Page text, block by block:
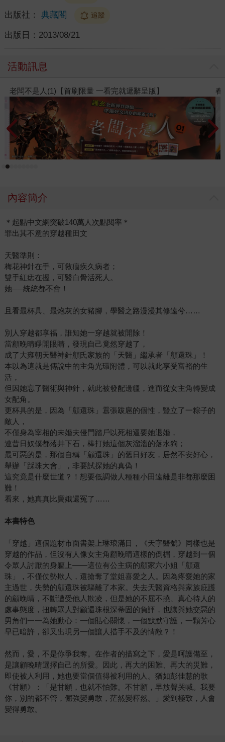
出版社： 典藏閣 追蹤
出版日： 2013/08/21
活動訊息
春光ｘ奇幻基地｜全書系展 閱
內容簡介
＊起點中文網突破140萬人次點閱率＊
罪出其不意的穿越種田文
天醫準則：
梅花神針在手，可救痼疾久病者；
雙手紅痣在握，可醫白骨活死人。
她──統統都不會！
且看最杯具、最炮灰的女豬腳，學醫之路漫漫其修遠兮……
別人穿越都享福，誰知她一穿越就被開除！
當顧晚晴睜開眼睛，發現自己竟然穿越了，
成了大雍朝天醫神針顧氏家族的「天醫」繼承者「顧還珠」！
本以為這就是傳說中的主角光環附體，可以就此享受富裕的生
活，
但因她忘了醫術與神針，就此被發配邊疆，進而從女主角轉變成
女配角。
更杯具的是，因為「顧還珠」囂張跋扈的個性，豎立了一粽子的
敵人，
不僅身為宰相的未婚夫侵門踏戶以死相逼要她退婚，
連昔日奴僕都落井下石，棒打她這個灰溜溜的落水狗；
最可惡的是，那個自稱「顧還珠」的舊日好友，居然不安好心，
舉辦「踩珠大會」，非要試探她的真偽！
這究竟是什麼世道？！想要低調做人種種小田遠離是非都那麼困
難！
看來，她真真比竇娥還冤了……
本書特色
「穿越」這個題材市面書架上琳琅滿目，《天字醫號》同樣也是
穿越的作品，但沒有人像女主角顧晚晴這樣的倒楣，穿越到一個
令眾人討厭的身軀上——這位有公主病的顧家六小姐「顧還
珠」，不僅仗勢欺人，還搶奪了堂姐喜愛之人。因為疼愛她的家
主過世，失勢的顧還珠被驅離了本家。失去天醫資格與家族庇護
的顧晚晴，不斷遭受他人欺凌，但是她的不屈不撓、真心待人的
處事態度，扭轉眾人對顧還珠根深蒂固的負評，也讓與她交惡的
男角們一一為她動心：一個貼心關懷，一個默默守護，一顆芳心
早已暗許，卻又出現另一個讓人措手不及的情敵？！
然而，愛，不是你爭我奪。在作者的描寫之下，愛是呵護備至，
是讓顧晚晴選擇自己的所愛。因此，再大的困難、再大的災難，
即使被人利用，她也要當個值得被利用的人。猶如彭佳慧的歌
《甘願》：「是甘願，也就不怕難。不甘願，早放聲哭喊。我要
你，別的都不管，倔強變勇敢，茫然變釋然。」愛到極致，人會
變得勇敢。